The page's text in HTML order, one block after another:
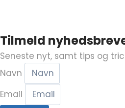
Tilmeld
Seneste nyt, samt tips og
Navn
Email